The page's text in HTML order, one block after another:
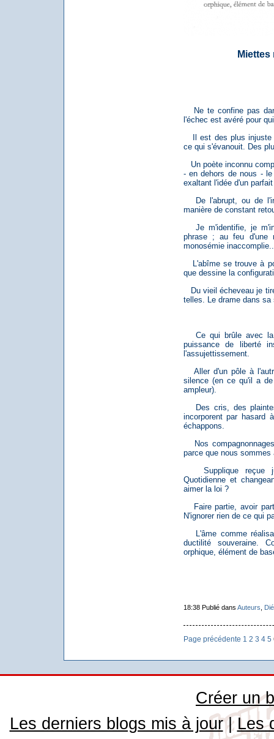
Ne te confine pas
l'échec est avéré pour
Il est des plus injuste
ce qui s'évanouit. Des
Un poète inconnu
- en dehors de nous -
exaltant l'idée d'un
De l'abrupt, ou de
manière de constant
Je m'identifie, je
phrase ; au feu d'une
monosémie
L'abîme se trouve à
que dessine la
Du vieil écheveau je
telles. Le drame dans sa
Ce qui brûle avec la
puissance de liberté
l'assujettissement.
Aller d'un pôle à
silence (en ce qu'il a
ampleur).
Des cris, des
incorporent par hasard
échappons.
Nos
parce que nous
Supplique reçue
Quotidienne et
aimer la loi ?
Faire partie, avoir
N'ignorer rien de ce qui
L'âme comme
ductilité souveraine.
orphique, élément de
18:38 Publié dans Auteurs
Page précédente 1 2 3 4 5
Créer un
Les derniers blogs mis à jour| Les